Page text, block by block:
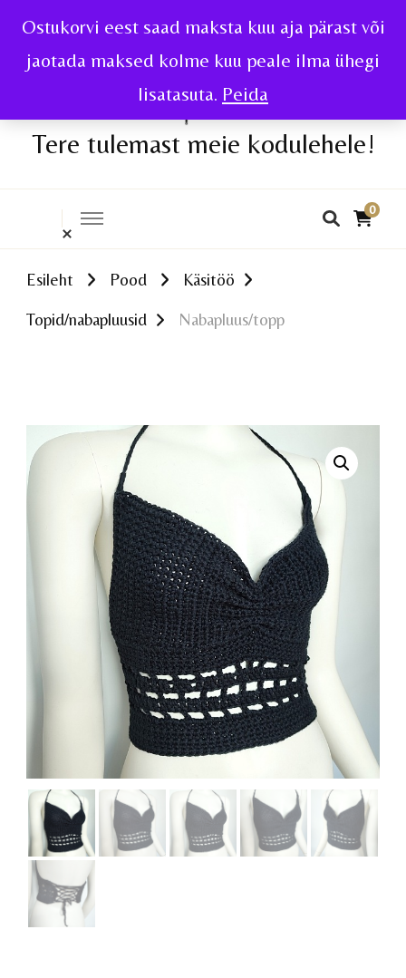
Ostukorvi eest saad maksta kuu aja pärast või
jaotada maksed kolme kuu peale ilma ühegi
lisatasuta. Peida
Tere tulemast meie kodulehele!
0
Esileht Pood Käsitöö
Topid/nabapluusid Nabapluus/topp